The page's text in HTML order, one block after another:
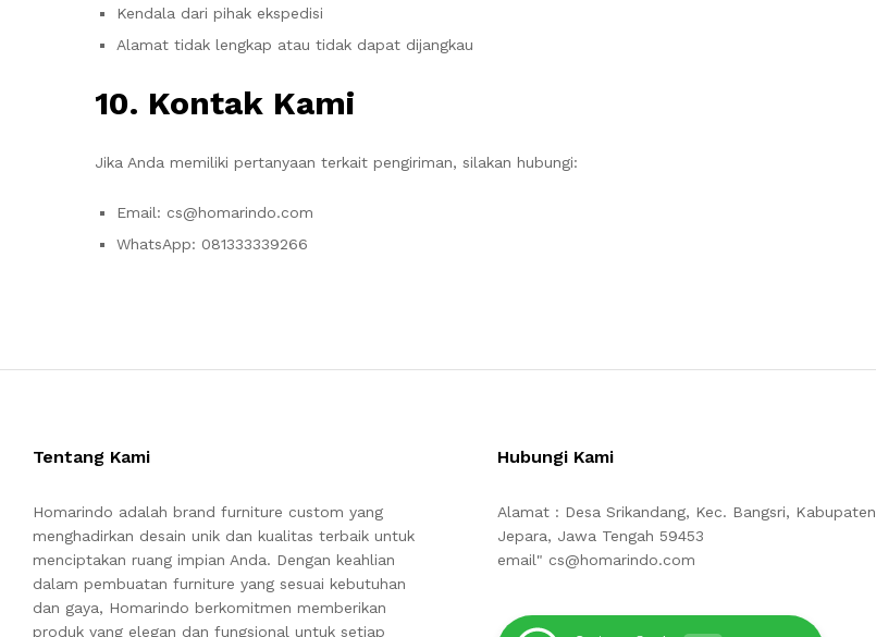
Kendala dari pihak ekspedisi
Alamat tidak lengkap atau tidak dapat dijangkau
10. Kontak Kami
Jika Anda memiliki pertanyaan terkait pengiriman, silakan hubungi:
Email: cs@homarindo.com
WhatsApp: 081333339266
Tentang Kami
Homarindo adalah brand furniture custom yang
menghadirkan desain unik dan kualitas terbaik untuk
menciptakan ruang impian Anda. Dengan keahlian
dalam pembuatan furniture yang sesuai kebutuhan
dan gaya, Homarindo berkomitmen memberikan
produk yang elegan dan fungsional untuk setiap
Hubungi Kami
Alamat : Desa Srikandang, Kec. Bangsri, Kabupaten
Jepara, Jawa Tengah 59453
email" cs@homarindo.com